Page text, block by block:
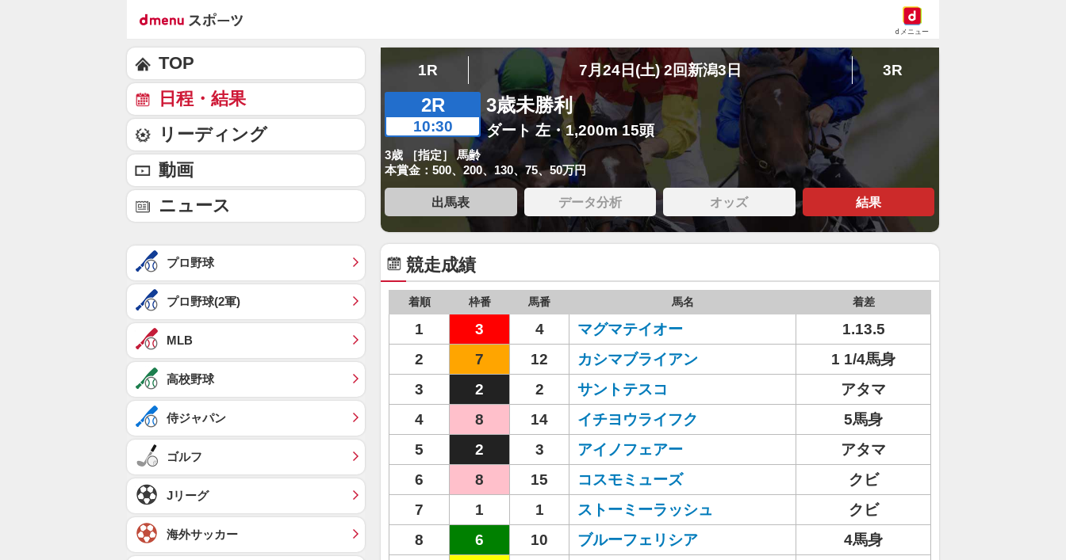
dメニュー
1R 7月24日(土) 2回新潟3日 3R
2R
10:30
3歳未勝利
ダート 左・1,200m 15頭
3歳 ［指定］ 馬齢
本賞金：500、200、130、75、50万円
出馬表 データ分析 オッズ 結果
競走成績
着順 枠番 馬番 馬名 着差
1 3 4 マグマテイオー
1.13.5
2
7 12 カシマブライアン
1 1/4馬身
3
2 2 サントテスコ
アタマ
4
8 14 イチヨウライフク
5馬身
5
2 3 アイノフェアー
アタマ
6
8 15 コスモミューズ
クビ
7
1 1 ストーミーラッシュ
クビ
8
6 10 ブルーフェリシア
4馬身
TOP
日程・結果
リーディング
動画
ニュース
プロ野球
プロ野球(2軍)
MLB
高校野球
侍ジャパン
ゴルフ
Jリーグ
海外サッカー